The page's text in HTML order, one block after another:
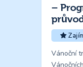
–
Vánoční